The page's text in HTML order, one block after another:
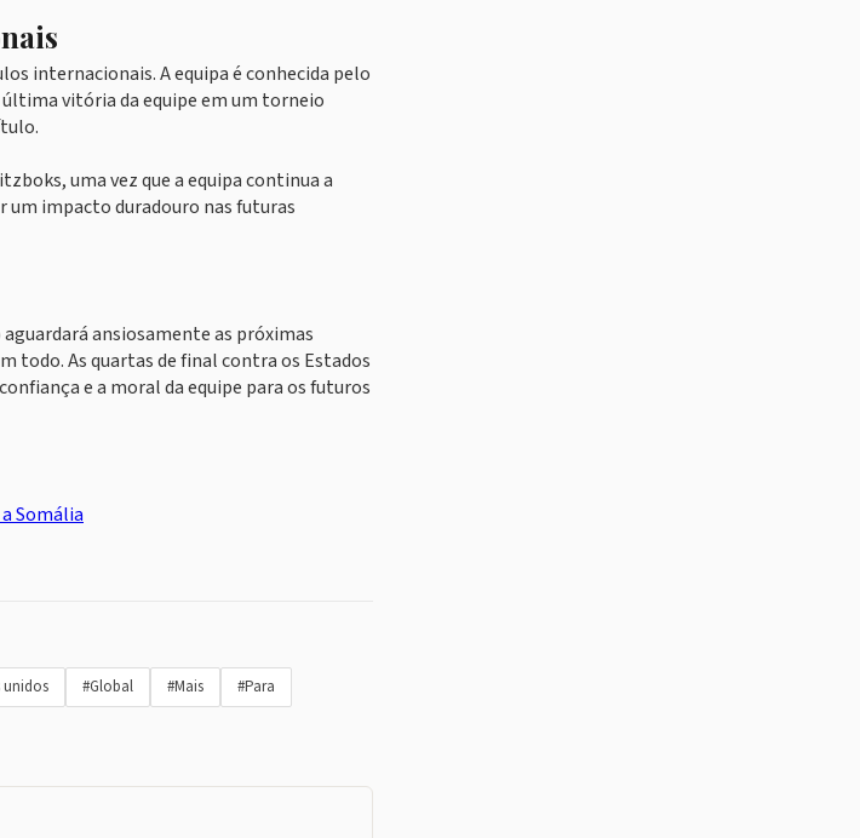
internacionais. A equipa é conhecida pelo
última vitória da equipe em um torneio
uma vez que a equipa continua a
um impacto duradouro nas futuras
ansiosamente as próximas
todo. As quartas de final contra os Estados
e a moral da equipe para os futuros
Somália
unidos #Global #Mais
#Para